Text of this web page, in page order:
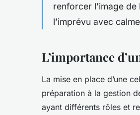
renforcer l’image
l’imprévu avec
L’importance
La mise en place d’une
préparation à la gestion
ayant différents rôles et